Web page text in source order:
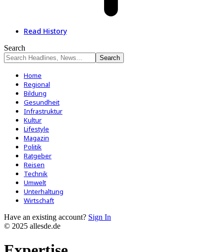
Read History
Search
Home
Regional
Bildung
Gesundheit
Infrastruktur
Kultur
Lifestyle
Magazin
Politik
Ratgeber
Reisen
Technik
Umwelt
Unterhaltung
Wirtschaft
Have an existing account? Sign In
© 2025 allesde.de